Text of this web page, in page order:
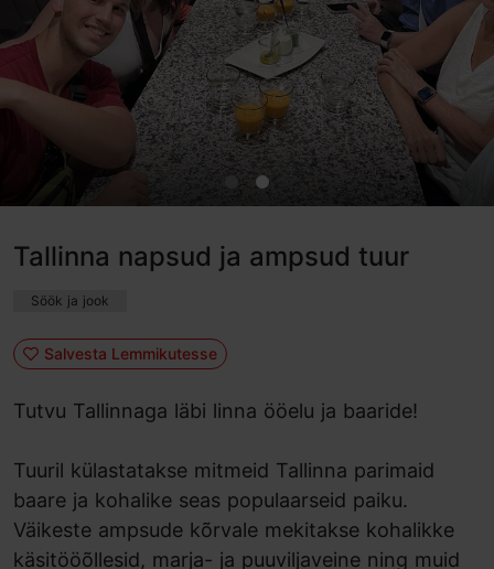
Tallinna napsud ja ampsud tuur
Söök ja jook
Salvesta Lemmikutesse
Tutvu Tallinnaga läbi linna ööelu ja baaride!
Tuuril külastatakse mitmeid Tallinna parimaid
baare ja kohalike seas populaarseid paiku.
Väikeste ampsude kõrvale mekitakse kohalikke
käsitööõllesid, marja- ja puuviljaveine ning muid